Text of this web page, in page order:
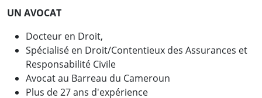
UN AVOCAT
Docteur en Droit,
Spécialisé en Droit/Contentieux des Assurances et
Responsabilité Civile
Avocat au Barreau du Cameroun
Plus de 27 ans d'expérience